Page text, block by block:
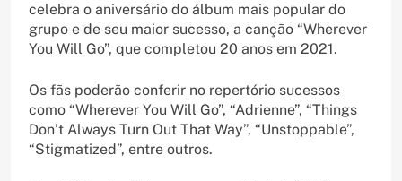
celebra o aniversário do álbum mais popular do
grupo e de seu maior sucesso, a canção “Wherever
You Will Go”, que completou 20 anos em 2021.
Os fãs poderão conferir no repertório sucessos
como “Wherever You Will Go”, “Adrienne”, “Things
Don’t Always Turn Out That Way”, “Unstoppable”,
“Stigmatized”, entre outros.